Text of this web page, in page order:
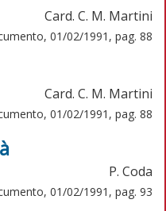
Card. C. M. Martini
01/02/1991, pag. 88
Card. C. M. Martini
01/02/1991, pag. 88
P. Coda
01/02/1991, pag. 93